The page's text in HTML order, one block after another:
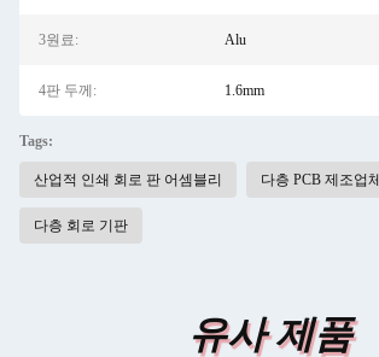
3원료: Alu
4판 두께: 1.6mm
Tags:
산업적 인쇄 회로 판 어셈블리 다층 PCB 제조업체
다층 회로 기판
유사 제품